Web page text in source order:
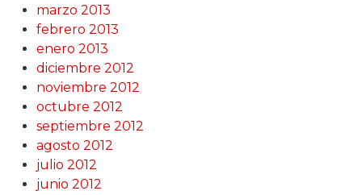
marzo 2013
febrero 2013
enero 2013
diciembre 2012
noviembre 2012
octubre 2012
septiembre 2012
agosto 2012
julio 2012
junio 2012